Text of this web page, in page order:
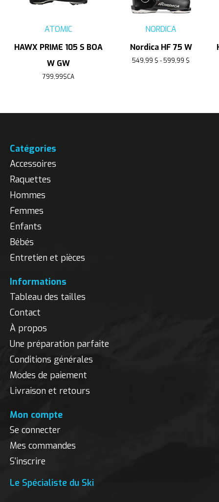
ATOMIC
HAWX PRIME 105 S BOA
W GW
799,99$CA
NORDICA
Nordica HF 75 W
549,99 $ - 599,99 $
Catégories
Accessoires
Raquettes
Hommes
Femmes
Enfants
Bébés
Entretien et pièces
Informations
Tableau des tailles
Contact
À propos
Une préparation parfaite
Conditions générales
Modes de paiement
Livraison et retours
Mon compte
Se connecter
Mes commandes
S'inscrire
Le Spécialiste du Ski